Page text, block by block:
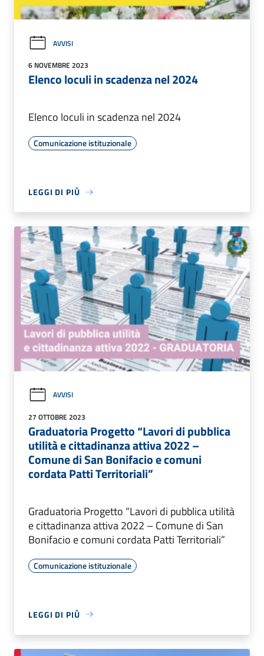
AVVISI
6 NOVEMBRE 2023
Elenco loculi in scadenza nel 2024
Elenco loculi in scadenza nel 2024
Comunicazione istituzionale
LEGGI DI PIÙ
AVVISI
27 OTTOBRE 2023
Graduatoria Progetto “Lavori di pubblica
utilità e cittadinanza attiva 2022 –
Comune di San Bonifacio e comuni
cordata Patti Territoriali”
Graduatoria Progetto “Lavori di pubblica utilità
e cittadinanza attiva 2022 – Comune di San
Bonifacio e comuni cordata Patti Territoriali”
Comunicazione istituzionale
LEGGI DI PIÙ